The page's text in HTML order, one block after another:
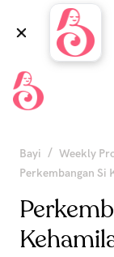
Bayi / Weekly
Perkembangan Si